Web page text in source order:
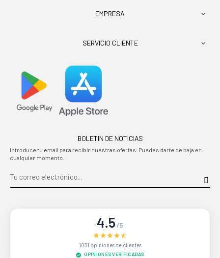
EMPRESA 
SERVICIO CLIENTE 
BOLETIN DE NOTICIAS
Introduce tu email para recibir nuestras ofertas. Puedes darte de baja en
cualquier momento.
4.5/5
1031 opiniones de clientes
OPINIONES VERIFICADAS